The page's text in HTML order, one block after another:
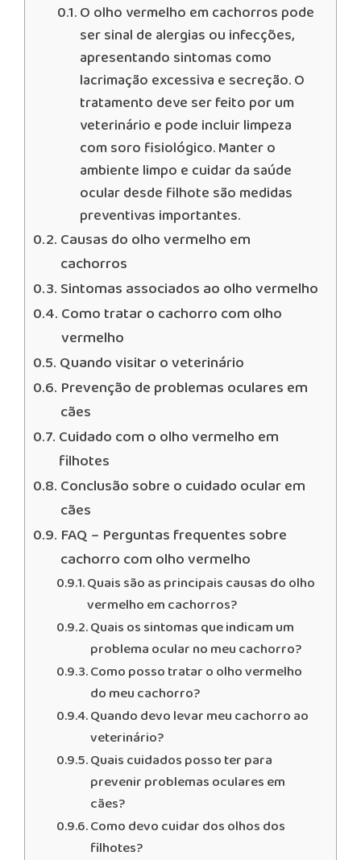
O olho vermelho em cachorros pode
ser sinal de alergias ou infecções,
apresentando sintomas como
lacrimação excessiva e secreção. O
tratamento deve ser feito por um
veterinário e pode incluir limpeza
com soro fisiológico. Manter o
ambiente limpo e cuidar da saúde
ocular desde filhote são medidas
preventivas importantes.
Causas do olho vermelho em
cachorros
Sintomas associados ao olho vermelho
Como tratar o cachorro com olho
vermelho
Quando visitar o veterinário
Prevenção de problemas oculares em
cães
Cuidado com o olho vermelho em
filhotes
Conclusão sobre o cuidado ocular em
cães
FAQ – Perguntas frequentes sobre
cachorro com olho vermelho
Quais são as principais causas do olho
vermelho em cachorros?
Quais os sintomas que indicam um
problema ocular no meu cachorro?
Como posso tratar o olho vermelho
do meu cachorro?
Quando devo levar meu cachorro ao
veterinário?
Quais cuidados posso ter para
prevenir problemas oculares em
cães?
Como devo cuidar dos olhos dos
filhotes?